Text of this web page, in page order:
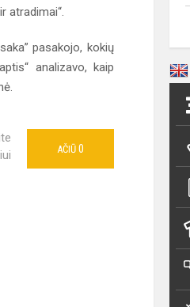
atradimai“.
pasakojo, kokių
analizavo, kaip
AČIŪ 0